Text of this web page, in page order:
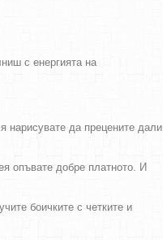
с енергията на
нарисувате да прецените дали
опъвате добре платното. И
боичките с четките и